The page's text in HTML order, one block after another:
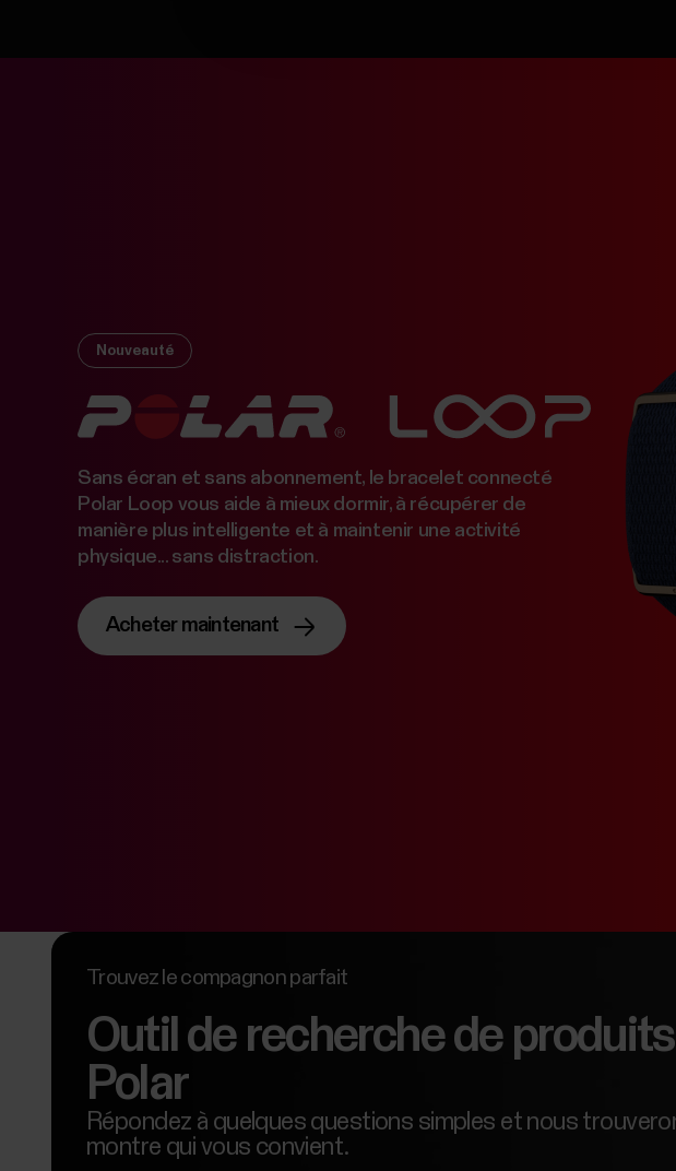
Nouveauté
Sans écran et sans abonnement, le bracelet connecté
Polar Loop vous aide à mieux dormir, à récupérer de
manière plus intelligente et à maintenir une activité
physique... sans distraction.
Acheter maintenant
Trouvez le compagnon parfait
Outil de recherche de produits
Polar
Répondez à quelques questions simples et nous
montre qui vous convient.